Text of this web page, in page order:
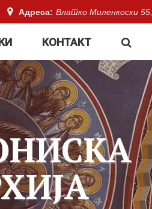
Адреса: Влатко Миленкоски
КОНТАКТ